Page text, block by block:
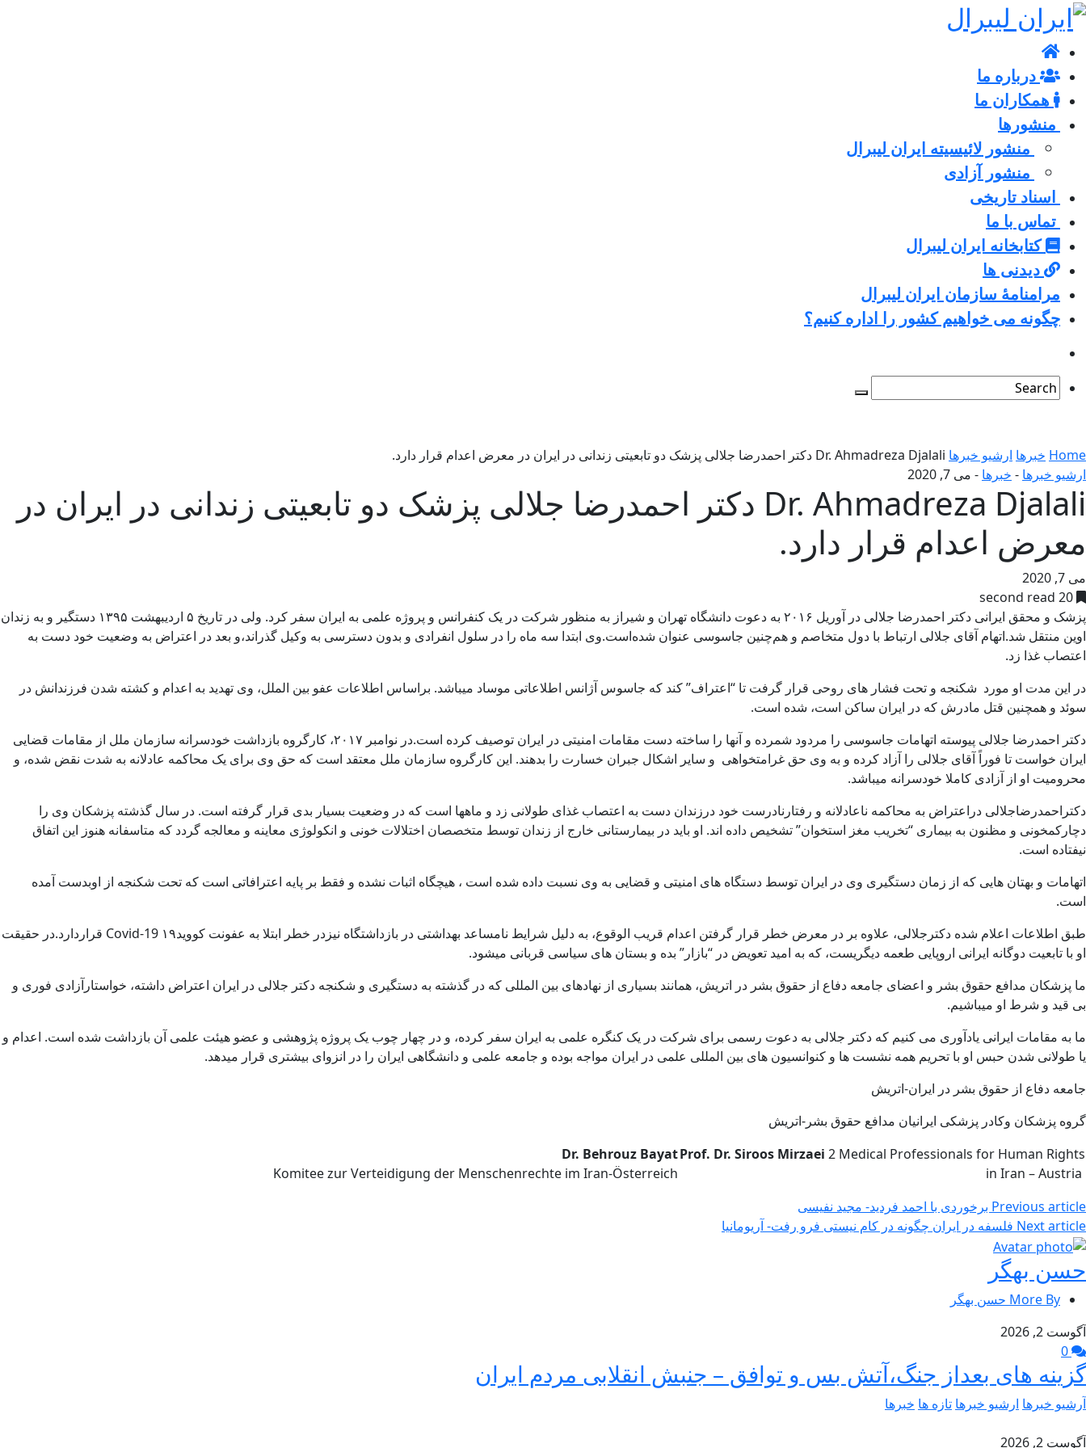
درباره ما
همکاران ما
منشورها
منشور لائیسیته ایران لیبرال
منشور آزادی
اسناد تاریخی
تماس با ما
کتابخانه ایران لیبرال
دیدنی ها
مرامنامۀ سازمان ایران لیبرال
چگونه می خواهیم کشور را اداره کنیم؟
Home خبرها ارشیو خبرها Dr. Ahmadreza Djalali دکتر احمدرضا جلالی پزشک دو تابعیتی زندانی در ایران در معرض اعدام قرار دارد.
ارشیو خبرها - خبرها - می 7, 2020
Dr. Ahmadreza Djalali دکتر احمدرضا جلالی پزشک دو تابعیتی زندانی در ایران در
معرض اعدام قرار دارد.
می 7, 2020
20 second read
پزشک و محقق ایرانی دکتر احمدرضا جلالی در آوریل ۲۰۱۶ به دعوت دانشگاه تهران و شیراز به منظور شرکت در یک کنفرانس و پروژه علمی به ایران سفر کرد. ولی در تاریخ ۵ اردیبهشت ۱۳۹۵ دستگیر و به زندان
اوین منتقل شد.اتهام آقای جلالی ارتباط با دول متخاصم و هم‌چنین جاسوسی عنوان شده‌است.وی ابتدا سه ماه را در سلول انفرادی و بدون دسترسی به وكیل گذراند،و بعد در اعتراض به وضعیت خود دست به
اعتصاب غذا زد.
در این مدت او مورد شکنجه و تحت فشار های روحی قرار گرفت تا “اعتراف” کند که جاسوس آژانس اطلاعاتی موساد میباشد. براساس اطلاعات عفو بین الملل، وی تهدید به اعدام و كشته شدن فرزندانش در
سوئد و همچنین قتل مادرش كه در ایران ساكن است، شده است.
دکتر احمدرضا جلالی پیوسته اتهامات جاسوسی را مردود شمرده و آنها را ساخته دست مقامات امنیتی در ایران توصیف کرده است.در نوامبر ۲۰۱۷، کارگروه بازداشت خودسرانه سازمان ملل از مقامات قضایی
ایران خواست تا فوراً آقای جلالی را آزاد کرده و به وی حق غرامتخواهی و سایر اشکال جبران خسارت را بدهند. این کارگروه سازمان ملل معتقد است که حق وی برای یک محاکمه عادلانه به شدت نقض شده، و
محرومیت او از آزادی کاملا خودسرانه میباشد.
دکتراحمدرضاجلالی دراعتراض به محاکمه ناعادلانه و رفتارنادرست خود درزندان دست به اعتصاب غذای طولانی زد و ماهها است که در وضعیت بسیار بدی قرار گرفته است. در سال گذشته پزشکان وی را
دچارکمخونی و مظنون به بیماری “تخریب مغز استخوان” تشخیص داده اند. او باید در بیمارستانی خارج از زندان توسط متخصصان اختلالات خونی و انکولوژی معاینه و معالجه گردد که متاسفانه هنوز این اتفاق
نیفتاده است.
اتهامات و بهتان هایی که از زمان دستگیری وی در ایران توسط دستگاه های امنیتی و قضایی به وی نسبت داده شده است ، هیچگاه اثبات نشده و فقط بر پایه اعترافاتی است که تحت شکنجه از اوبدست آمده
است.
طبق اطلاعات اعلام شده دکترجلالی، علاوه بر در معرض خطر قرار گرفتن اعدام قریب الوقوع، به دلیل شرایط نامساعد بهداشتی در بازداشتگاه نیزدر خطر ابتلا به عفونت کووید۱۹ Covid-19 قراردارد.در حقیقت
او با تابعیت دوگانه ایرانی اروپایی طعمه دیگریست، که به امید تعویض در “بازار” بده و بستان های سیاسی قربانی میشود.
ما پزشکان مدافع حقوق بشر و اعضای جامعه دفاع از حقوق بشر در اتریش، همانند بسیاری از نهادهای بین المللی که در گذشته به دستگیری و شکنجه دکتر جلالی در ایران اعتراض داشته، خواستارآزادی فوری و
بی قید و شرط او میباشیم.
ما به مقامات ایرانی یادآوری می کنیم که دکتر جلالی به دعوت رسمی برای شرکت در یک کنگره علمی به ایران سفر کرده، و در چهار چوب یک پروژه پژوهشی و عضو هیئت علمی آن بازداشت شده است. اعدام و
یا طولانی شدن حبس او با تحریم همه نشست ها و کنوانسیون های بین المللی علمی در ایران مواجه بوده و جامعه علمی و دانشگاهی ایران را در انزوای بیشتری قرار میدهد.
جامعه دفاع از حقوق بشر در ایران-اتریش
گروه پزشکان وکادر پزشکی ایرانیان مدافع حقوق بشر-اتریش
Prof. Dr. Siroos Mirzaei 2 Medical Professionals for Human Rights
Dr. Behrouz Bayat
Komitee zur Verteidigung der Menschenrechte im Iran-Österreich
Previous article برخوردی با احمد فردید- مجید نفیسی
Next article فلسفه در ایران چگونه در کام نیستی فرو رفت- آریومانیا
حسن بهگر
More By حسن بهگر
آگوست 2, 2026
گزینه های بعداز جنگ،آتش بس و توافق – جنبش انقلابی مردم ایران
آرشیو خبرها ارشیو خبرها تازه ها خبرها
آگوست 2, 2026